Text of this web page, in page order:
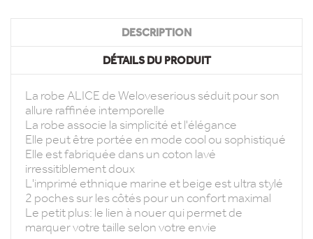
DESCRIPTION
DÉTAILS DU PRODUIT
La robe ALICE de Weloveserious séduit pour son
allure raffinée intemporelle
La robe associe la simplicité et l'élégance
Elle peut être portée en mode cool ou sophistiqué
Elle est fabriquée dans un coton lavé
irressitiblement doux
L'imprimé ethnique marine et beige est ultra stylé
2 poches sur les côtés pour un confort maximal
Le petit plus: le lien à nouer qui permet de
marquer votre taille selon votre envie